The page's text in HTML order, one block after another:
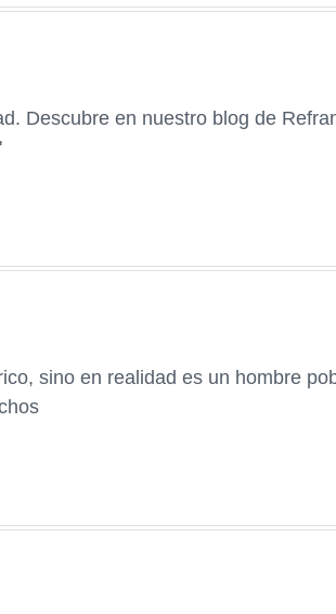
Descubre en nuestro blog de
sino en realidad es un hombre